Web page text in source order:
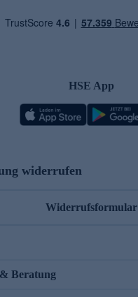
HSE App
widerrufen
Widerrufsformular
Beratung